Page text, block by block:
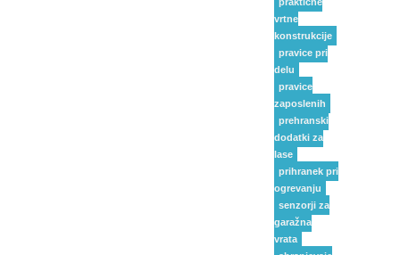
vrtne
konstrukcije
pravice pri
delu
pravice
zaposlenih
prehranski
dodatki za
lase
prihranek pri
ogrevanju
senzorji za
garažna
vrata